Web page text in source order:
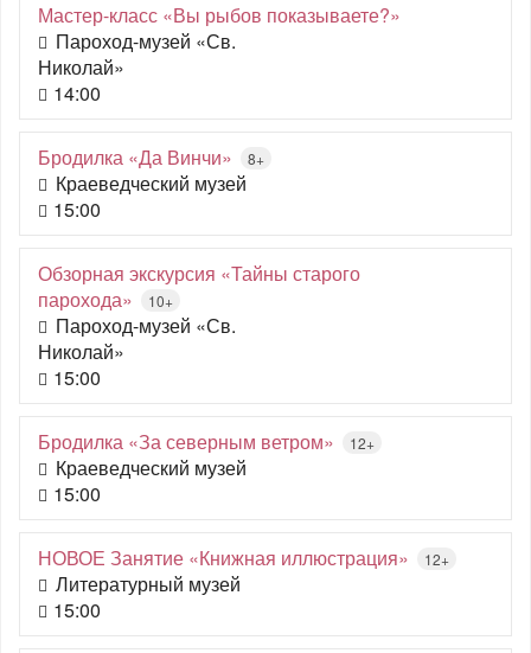
Мастер-класс «Вы рыбов показываете?»
Пароход-музей «Св.
Николай»
14:00
Бродилка «Да Винчи» 8+
Краеведческий музей
15:00
Обзорная экскурсия «Тайны старого
парохода»
10+
Пароход-музей «Св.
Николай»
15:00
Бродилка «За северным ветром» 12+
Краеведческий музей
15:00
НОВОЕ Занятие «Книжная иллюстрация» 12+
Литературный музей
15:00